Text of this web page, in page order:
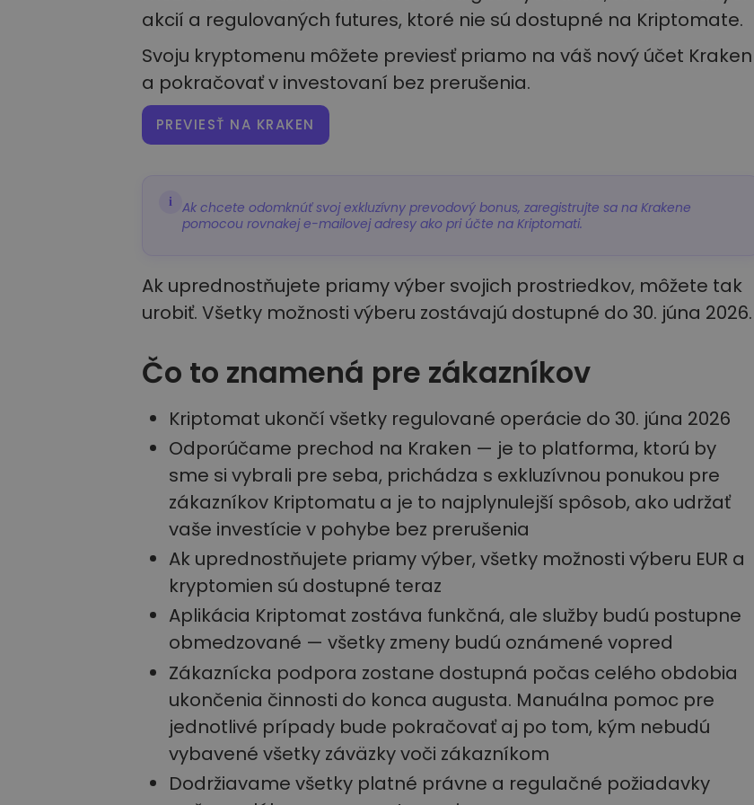
akcií a regulovaných futures, ktoré nie sú dostupné na Kriptomate.
Svoju kryptomenu môžete previesť priamo na váš nový účet Kraken
a pokračovať v investovaní bez prerušenia.
PREVIESŤ NA KRAKEN
i
Ak chcete odomknúť svoj exkluzívny prevodový bonus, zaregistrujte sa na Krakene
pomocou rovnakej e-mailovej adresy ako pri účte na Kriptomati.
Ak uprednostňujete priamy výber svojich prostriedkov, môžete tak
urobiť. Všetky možnosti výberu zostávajú dostupné do 30. júna 2026.
Čo to znamená pre zákazníkov
Kriptomat ukončí všetky regulované operácie do 30. júna 2026
Odporúčame prechod na Kraken — je to platforma, ktorú by
sme si vybrali pre seba, prichádza s exkluzívnou ponukou pre
zákazníkov Kriptomatu a je to najplynulejší spôsob, ako udržať
vaše investície v pohybe bez prerušenia
Ak uprednostňujete priamy výber, všetky možnosti výberu EUR a
kryptomien sú dostupné teraz
Aplikácia Kriptomat zostáva funkčná, ale služby budú postupne
obmedzované — všetky zmeny budú oznámené vopred
Zákaznícka podpora zostane dostupná počas celého obdobia
ukončenia činnosti do konca augusta. Manuálna pomoc pre
jednotlivé prípady bude pokračovať aj po tom, kým nebudú
vybavené všetky záväzky voči zákazníkom
Dodržiavame všetky platné právne a regulačné požiadavky